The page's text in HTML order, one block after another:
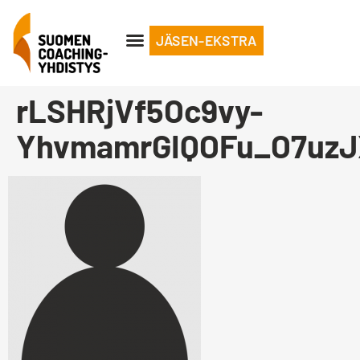
JÄSEN-EKSTRA
rLSHRjVf5Oc9vy-